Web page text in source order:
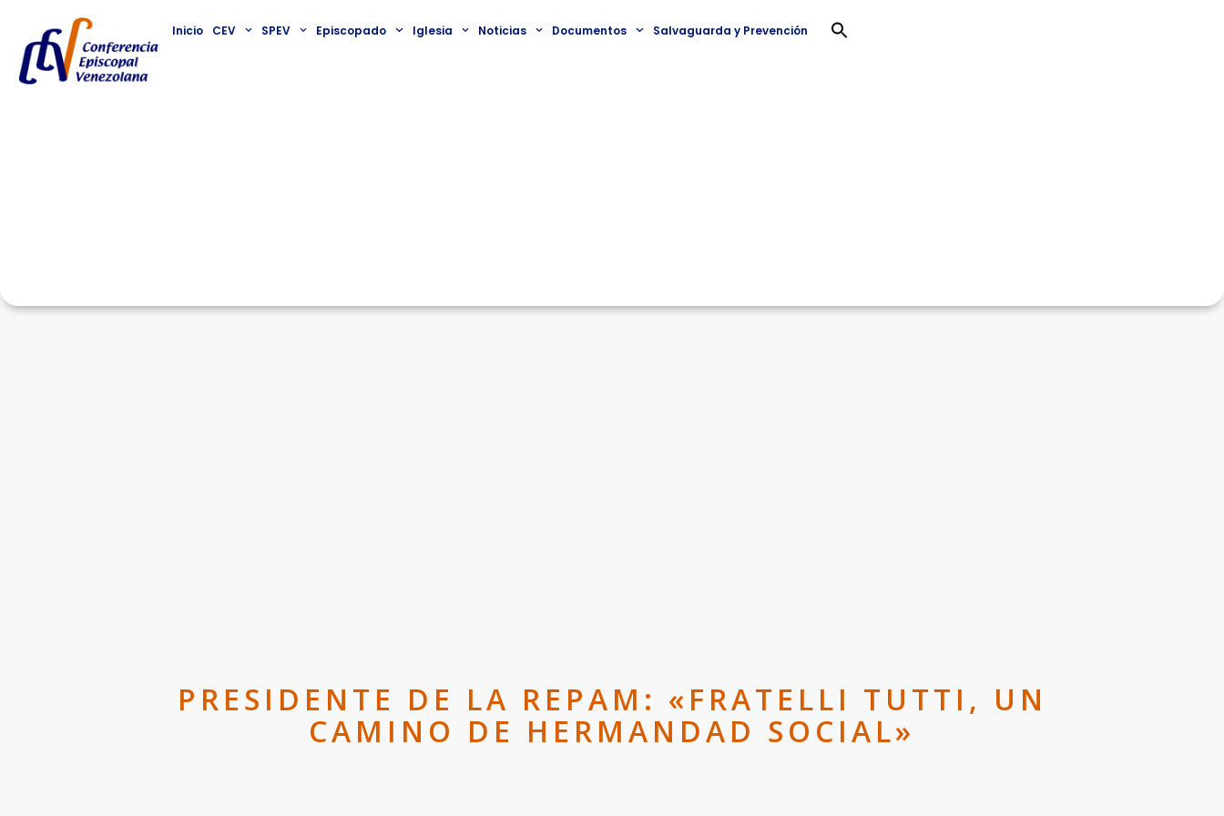
Inicio CEV SPEV Episcopado Iglesia Noticias Documentos Salvaguarda y Prevención
PRESIDENTE DE LA REPAM: «FRATELLI TUTTI, UN
CAMINO DE HERMANDAD SOCIAL»